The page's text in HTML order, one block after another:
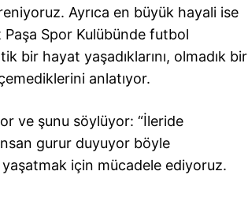
Ayrıca en büyük hayali ise
Paşa Spor Kulübünde futbol
bir hayat yaşadıklarını, olmadık bir
anlatıyor.
ve şunu söylüyor: “İleride
gurur duyuyor böyle
için mücadele ediyoruz.